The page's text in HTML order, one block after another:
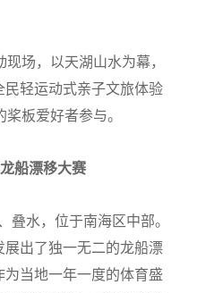
场，以天湖山水为幕，
轻运动式亲子文旅体验
板爱好者参与。
船漂移大赛
叠水，位于南海区中部。
出了独一无二的龙船漂
当地一年一度的体育盛